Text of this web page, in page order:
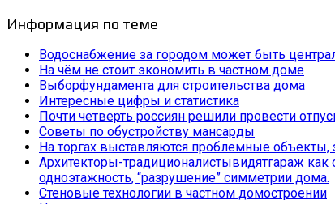
Информация по теме
Водоснабжение за городом может быть
На чём не стоит экономить в частном доме
Выборфундамента для строительства дома
Интересные цифры и статистика
Почти четверть россиян решили провести
Советы по обустройству мансарды
На торгах выставляются проблемные объекты,
Архитекторы-традиционалистывидятгараж как
одноэтажность, “разрушение” симметрии дома.
Стеновые технологии в частном домостроении